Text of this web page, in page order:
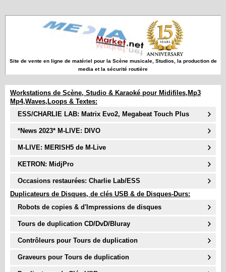
Site de vente en ligne de matériel pour la Scène musicale, Studios, la production de
media et la sécurité routière
Workstations de Scène, Studio & Karaoké pour Midifiles,Mp3
Mp4,Waves,Loops & Textes:
ESS/CHARLIE LAB: Matrix Evo2, Megabeat Touch Plus
*News 2023* M-LIVE: DIVO
M-LIVE: MERISH5 de M-Live
KETRON: MidjPro
Occasions restaurées: Charlie Lab/ESS
Duplicateurs de Disques, de clés USB & de Disques-Durs:
Robots de copies & d'Impressions de disques
Tours de duplication CD/DvD/Bluray
Contrôleurs pour Tours de duplication
Graveurs pour Tours de duplication